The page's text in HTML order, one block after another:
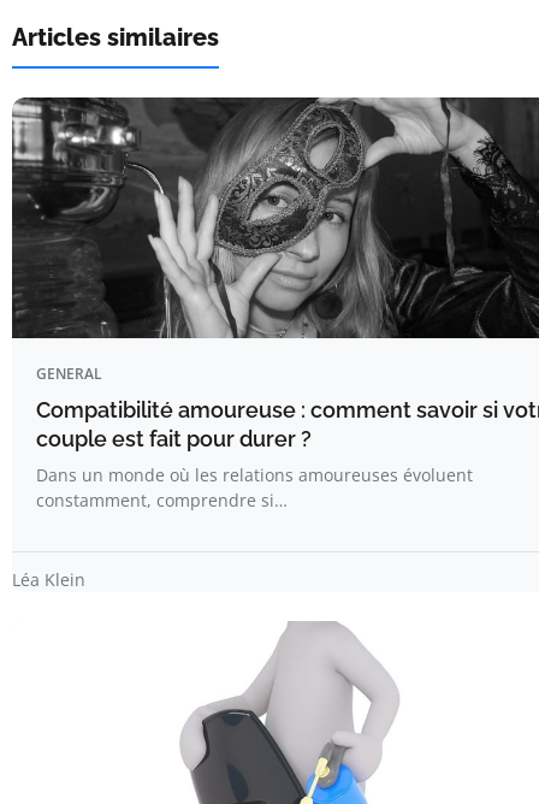
Articles similaires
GENERAL
Compatibilité amoureuse : comment savoir si
couple est fait pour durer ?
Dans un monde où les relations amoureuses évoluent
constamment, comprendre si…
Léa Klein